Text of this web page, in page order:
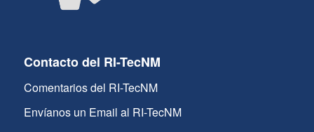
Contacto del RI-TecNM
Comentarios del RI-TecNM
Envíanos un Email al RI-TecNM